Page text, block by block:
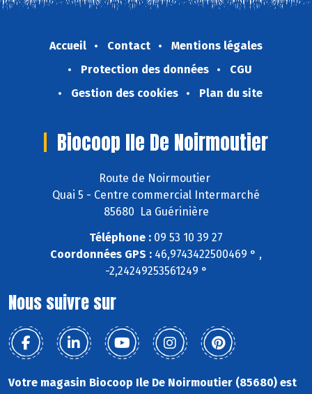
Accueil Contact
Mentions légales
Protection des données
CGU
Gestion des cookies
Plan du site
Biocoop Ile De Noirmoutier
Route de Noirmoutier
Quai 5 - Centre commercial Intermarché
85680 La Guérinière
Téléphone : 09 53 10 39 27
Coordonnées GPS : 46,9743422500469 ° ,
-2,24249253561249 °
Nous suivre sur
Votre magasin Biocoop Ile De Noirmoutier (85680) est